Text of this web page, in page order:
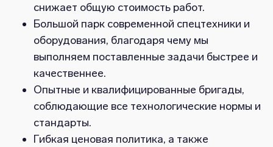
снижает общую стоимость работ.
Большой парк современной спецтехники и
оборудования, благодаря чему мы
выполняем поставленные задачи быстрее и
качественнее.
Опытные и квалифицированные бригады,
соблюдающие все технологические нормы и
стандарты.
Гибкая ценовая политика, а также